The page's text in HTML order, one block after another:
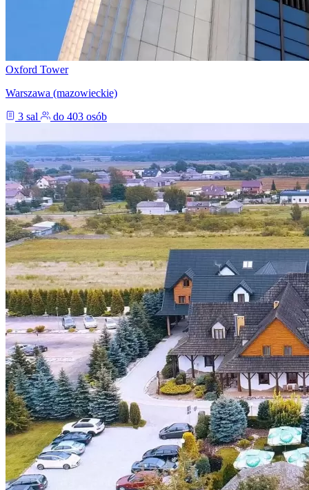
Oxford Tower
Warszawa (mazowieckie)
3 sal
do 403 osób